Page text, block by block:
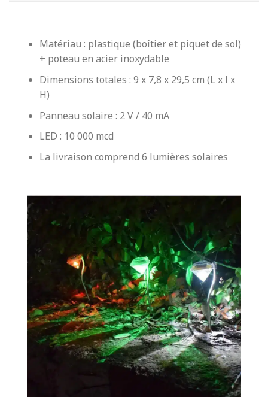
Matériau : plastique (boîtier et piquet de sol)
+ poteau en acier inoxydable
Dimensions totales : 9 x 7,8 x 29,5 cm (L x l x
H)
Panneau solaire : 2 V / 40 mA
LED : 10 000 mcd
La livraison comprend 6 lumières solaires